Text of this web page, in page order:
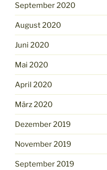
September 2020
August 2020
Juni 2020
Mai 2020
April 2020
März 2020
Dezember 2019
November 2019
September 2019